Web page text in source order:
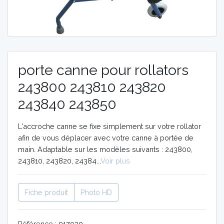
MOBILITE
AIDES
TECHNIQUES
ORTHOPEDIE
VIDÉOS
MOBILITE
AIDES
TECHNIQUES
ORTHOPEDIE
VIDÉOS
porte canne pour rollators
243800 243810 243820
243840 243850
L'accroche canne se fixe simplement sur votre rollator
afin de vous déplacer avec votre canne à portée de
main. Adaptable sur les modèles suivants : 243800,
243810, 243820, 24384... Voir plus
Fiche produit Photo HD